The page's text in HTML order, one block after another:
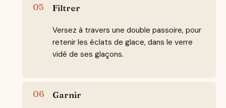
Filtrer
Versez à travers une double passoire, pour
retenir les éclats de glace, dans le verre
vidé de ses glaçons.
Garnir